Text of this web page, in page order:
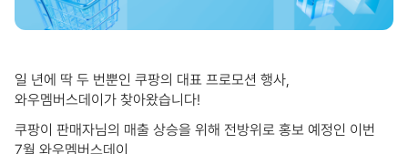
일 년에 딱 두 번뿐인 쿠팡의 대표 프로모션 행사,
와우멤버스데이가 찾아왔습니다!
쿠팡이 판매자님의 매출 상승을 위해 전방위로 홍보 예정인 이번
7월 와우멤버스데이,